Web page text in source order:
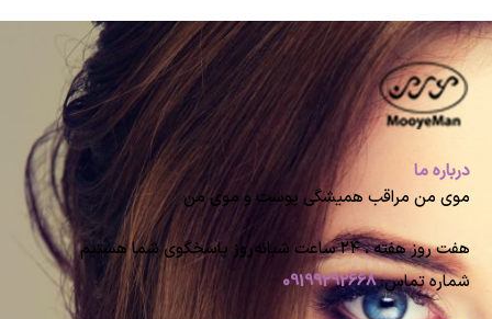
درباره ما
موی من مراقب همیشگی پوست و موی من
هفت روز هفته ، ۲۴ ساعت شبانه‌روز پاسخگوی شما هستیم
شماره تماس:09199292668